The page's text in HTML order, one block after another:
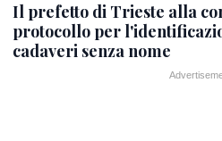
Il prefetto di Trieste alla
protocollo per
cadaveri senza nome